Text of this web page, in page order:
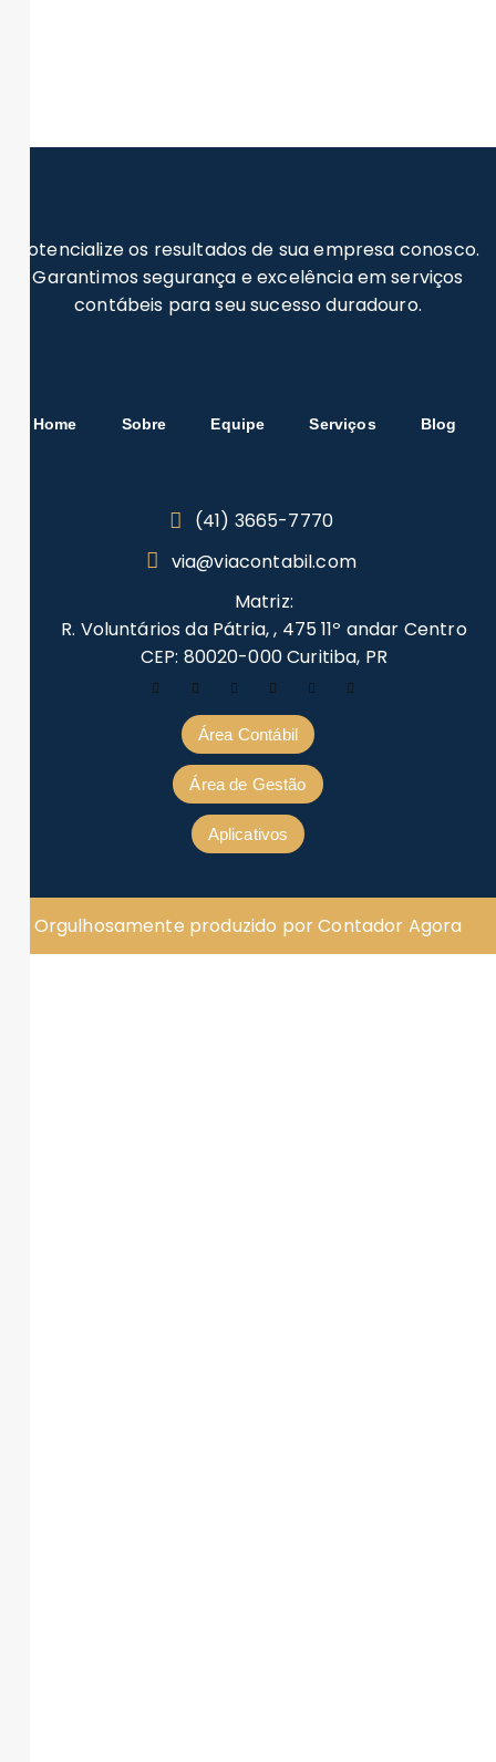
Potencialize os resultados de sua empresa conosco.
Garantimos segurança e excelência em serviços
contábeis para seu sucesso duradouro.
Home Sobre Equipe Serviços Blog
(41) 3665-7770
via@viacontabil.com
Matriz:
R. Voluntários da Pátria, , 475 11º andar Centro
CEP: 80020-000 Curitiba, PR
Área Contábil
Área de Gestão
Aplicativos
Orgulhosamente produzido por Contador Agora